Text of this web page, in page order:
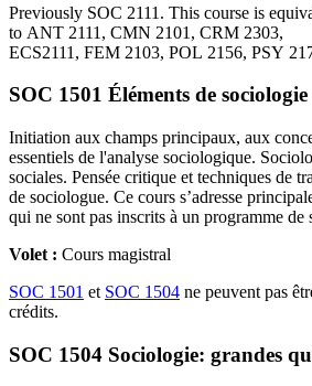
Previously SOC 2111. This course is
to ANT 2111, CMN 2101, CRM 2303,
ECS2111, FEM 2103, POL 2156, PSY
SOC 1501 Éléments de
Initiation aux champs principaux, aux
essentiels de l'analyse sociologique.
sociales. Pensée critique et techniques de
de sociologue. Ce cours s’adresse
qui ne sont pas inscrits à un programme de
Volet : Cours magistral
SOC 1501 et SOC 1504 ne peuvent pas
crédits.
SOC 1504 Sociologie: grandes